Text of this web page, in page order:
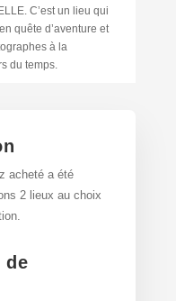
C’est un lieu qui
quête d’aventure et
à la
du temps.
acheté a été
2 lieux au choix
de